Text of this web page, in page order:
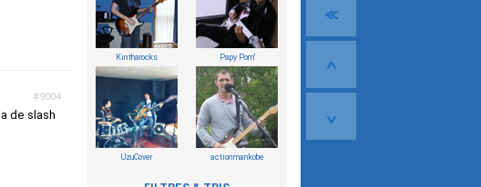
Kintharocks Papy Pom'
UzuCover actionmankobe
#9004
de slash